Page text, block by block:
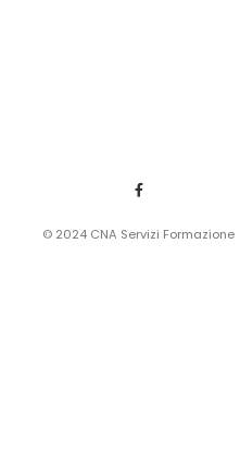
© 2024 CNA Servizi Formazione